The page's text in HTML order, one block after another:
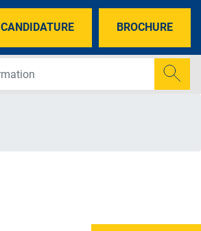
CANDIDATURE BROCHURE